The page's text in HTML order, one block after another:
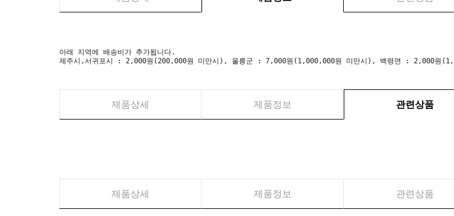
아래 지역에 배송비가 추가됩니다.
제주시,서귀포시 : 2,000원(200,000원 미만시), 울릉군 : 7,000원(1,000,000원 미만시), 백령면 : 2,000원
제품상세 제품정보 관련상품
제품상세 제품정보 관련상품